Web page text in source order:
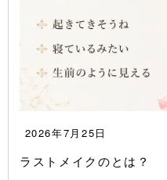
2026年7月25日
ラストメイクのとは？